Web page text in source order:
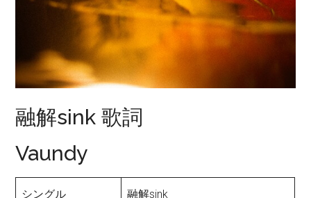
融解sink 歌詞
Vaundy
シングル 融解sink